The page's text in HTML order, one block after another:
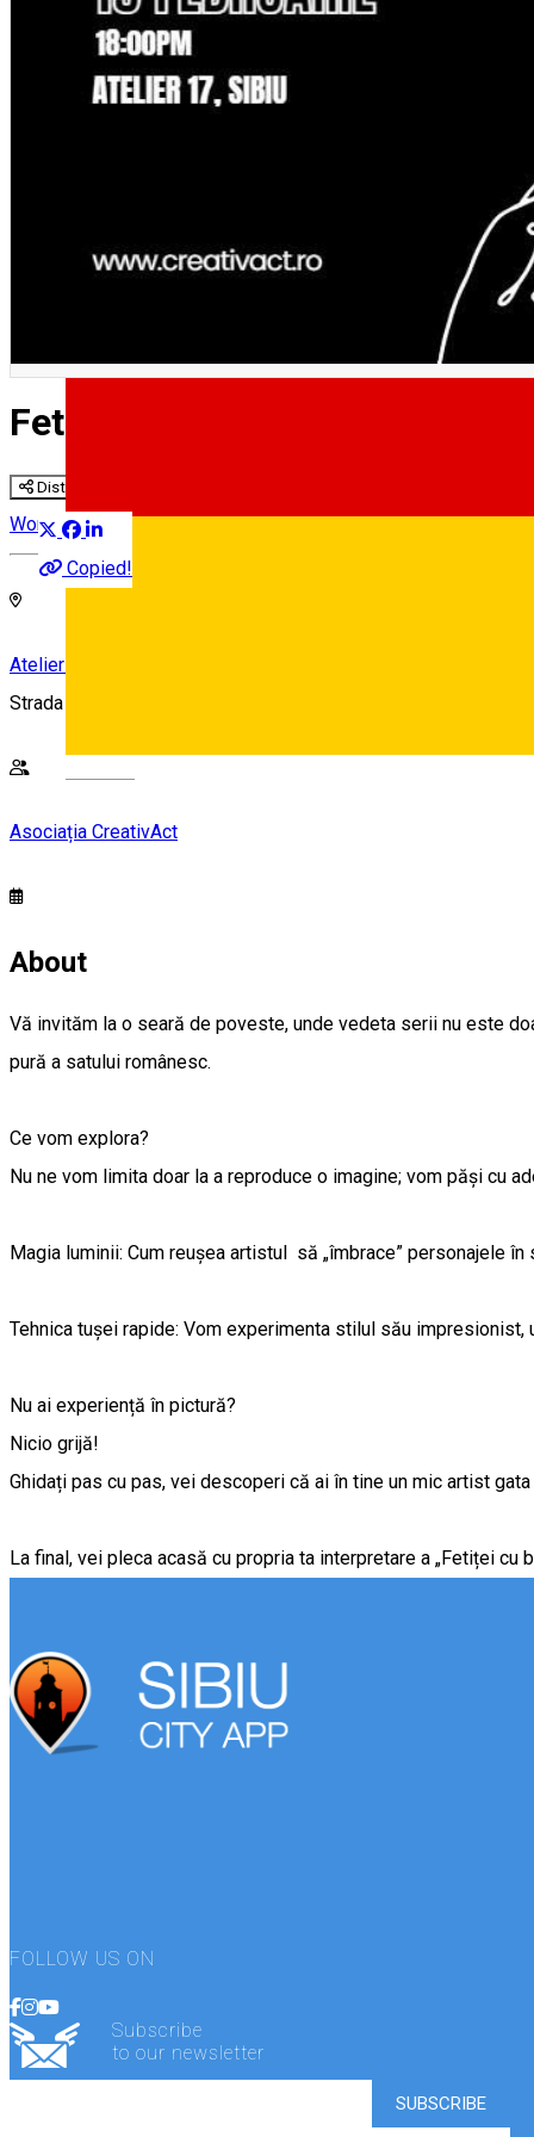
English
Fetiță cu basma roșie -
Distribuie
Copied!
Workshop
Atelier 17
Strada Vopsitorilor 17, Sibiu, Romania
Asociația CreativAct
About
Vă invităm la o seară de poveste, unde vedeta serii nu este
pură a satului românesc.
Ce vom explora?
Nu ne vom limita doar la a reproduce o imagine; vom păși cu
Magia luminii: Cum reușea artistul să „îmbrace” personajele în
Tehnica tușei rapide: Vom experimenta stilul său
Nu ai experiență în pictură?
Nicio grijă!
Ghidați pas cu pas, vei descoperi că ai în tine un mic artist
La final, vei pleca acasă cu propria ta interpretare a „Fetiței
FOLLOW US ON
Subscribe
to our newsletter